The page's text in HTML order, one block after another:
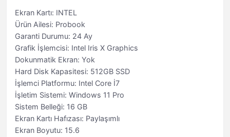
Ekran Kartı: INTEL
Ürün Ailesi: Probook
Garanti Durumu: 24 Ay
Grafik İşlemcisi: Intel Iris X Graphics
Dokunmatik Ekran: Yok
Hard Disk Kapasitesi: 512GB SSD
İşlemci Platformu: Intel Core İ7
İşletim Sistemi: Windows 11 Pro
Sistem Belleği: 16 GB
Ekran Kartı Hafızası: Paylaşımlı
Ekran Boyutu: 15.6